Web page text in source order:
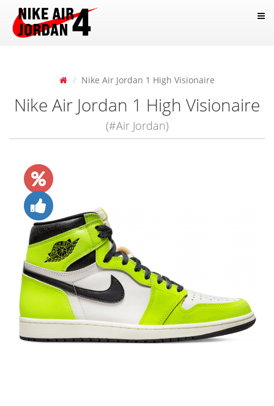
Nike Air Jordan 1 High Visionaire
Nike Air Jordan 1 High Visionaire
(#Air Jordan)